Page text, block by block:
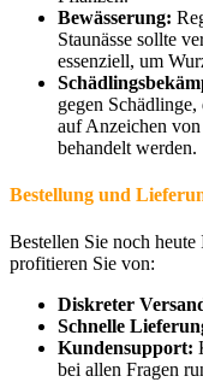
Bewässerung:
Staunässe sollte
essenziell, um
gegen
auf Anzeichen
behandelt werden.
Bestellung und
Bestellen Sie noch
profitieren Sie von:
Diskreter
Schnelle
Kundensupport:
bei allen Fragen